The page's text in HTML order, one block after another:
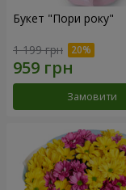
Букет "Пори року"
1 199 грн
Замовити